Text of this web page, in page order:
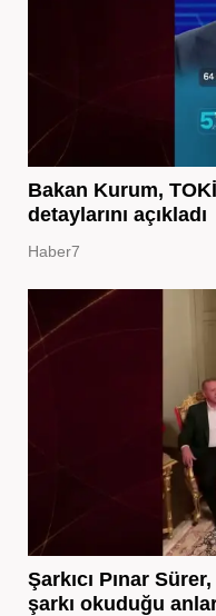
Bakan Kurum, TOKİ
detaylarını açıkladı
Haber7
Şarkıcı Pınar
şarkı okuduğu